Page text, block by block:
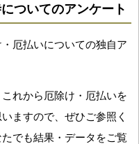
ついてのアンケート
厄払いについての独自ア
れから厄除け・厄払いを
ますので、ぜひご参照く
でも結果・データをご覧